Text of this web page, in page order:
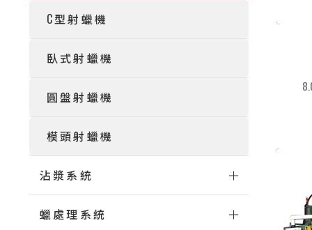
C型射蠟機
臥式射蠟機
圓盤射蠟機
模頭射蠟機
沾漿系統
蠟處理系統